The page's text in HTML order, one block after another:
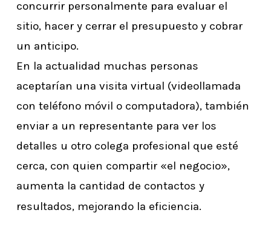
concurrir personalmente para evaluar el
sitio, hacer y cerrar el presupuesto y cobrar
un anticipo.
En la actualidad muchas personas
aceptarían una visita virtual (videollamada
con teléfono móvil o computadora), también
enviar a un representante para ver los
detalles u otro colega profesional que esté
cerca, con quien compartir «el negocio»,
aumenta la cantidad de contactos y
resultados, mejorando la eficiencia.